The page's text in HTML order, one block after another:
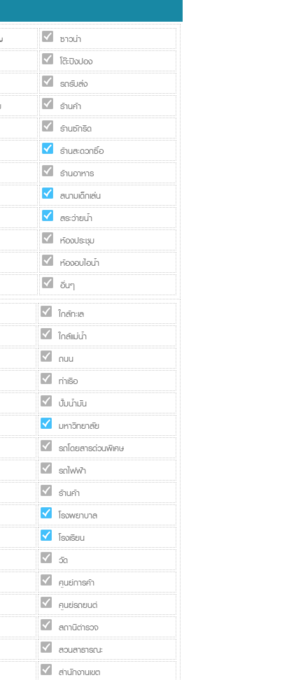
ซาวน่า
โต๊ะปิงปอง
รถรับส่ง
ร้านค้า
ร้านซักรีด
ร้านสะดวกซื้อ
ร้านอาหาร
สนามเด็กเล่น
สระว่ายน้ำ
ห้องประชุม
ห้องอบไอน้ำ
อื่นๆ
ใกล้ทะเล
ใกล้แม่น้ำ
ถนน
ท่าเรือ
ปั้มน้ำมัน
มหาวิทยาลัย
รถโดยสารด่วนพิเศษ
รถไฟฟ้า
ร้านค้า
โรงพยาบาล
โรงเรียน
วัด
ศูนย์การค้า
ศูนย์รถยนต์
สถานีตำรวจ
สวนสาธารณะ
สำนักงานเขต